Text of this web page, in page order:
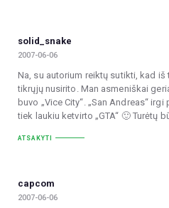
solid_snake
2007-06-06
Na, su autorium reiktų sutikti, kad iš
tikrųjų nusirito. Man asmeniškai
buvo „Vice City“. „San Andreas“
tiek laukiu ketvirto „GTA“ 🙂 Turėtų
ATSAKYTI
capcom
2007-06-06